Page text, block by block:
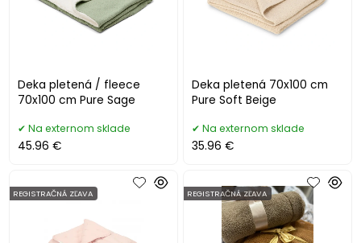
Deka pletená / fleece
70x100 cm Pure Sage
Na externom sklade
45.96 €
Deka pletená 70x100 cm
Pure Soft Beige
Na externom sklade
35.96 €
REGISTRAČNÁ ZĽAVA REGISTRAČNÁ ZĽAVA